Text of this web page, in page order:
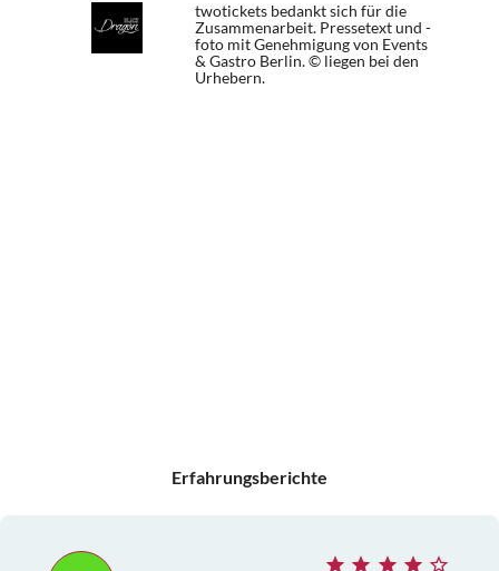
twotickets bedankt sich für die
Zusammenarbeit. Pressetext und -
foto mit Genehmigung von Events
& Gastro Berlin. © liegen bei den
Urhebern.
Erfahrungsberichte